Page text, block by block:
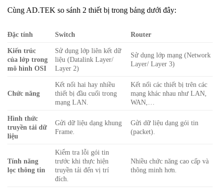
Cùng AD.TEK so sánh 2 thiết bị trong bảng dưới đây:
Đặc tính Switch Router
Kiến trúc
của lớp trong
mô hình OSI
Sử dụng lớp liên kết dữ
liệu (Datalink Layer/
Layer 2)
Sử dụng lớp mạng (Network
Layer/ Layer 3)
Chức năng
Kết nối hai hay nhiều
thiết bị đầu cuối trong
mạng LAN.
Kết nối các thiết bị trên các
mạng khác nhau như LAN,
WAN,…
Hình thức
truyền tải dữ
liệu
Gửi dữ liệu dạng khung
Frame.
Gửi dữ liệu dạng gói tin
(packet).
Tính năng
lọc thông tin
Kiểm tra lỗi gói tin
trước khi thực hiện
truyền tải đến vị trí
đích.
Nhiều chức năng cao cấp và
thông minh hơn.